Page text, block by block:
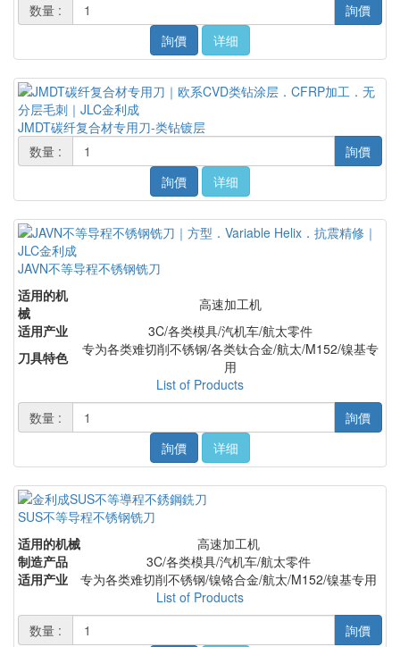
数量 :
詢價
詢價
详细
JMDT碳纤复合材专用刀-类钻镀层
数量 :
詢價
詢價
详细
JAVN不等导程不锈钢铣刀
适用的机
械
高速加工机
适用产业
3C/各类模具/汽机车/航太零件
刀具特色
专为各类难切削不锈钢/各类钛合金/航太/M152/镍基专
用
List of Products
数量 :
詢價
詢價
详细
SUS不等导程不锈钢铣刀
适用的机械
高速加工机
制造产品
3C/各类模具/汽机车/航太零件
适用产业
专为各类难切削不锈钢/镍铬合金/航太/M152/镍基专用
List of Products
数量 :
詢價